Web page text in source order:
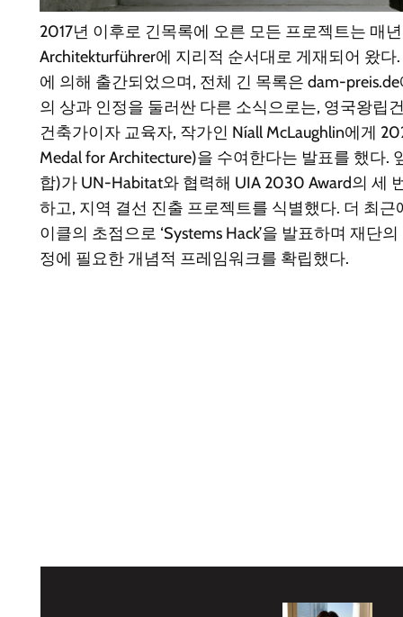
2017년 이후로 긴목록에 오른 모든 프로젝트는 매
Architekturführer에 지리적 순서대로 게재되어 왔다
에 의해 출간되었으며, 전체 긴 목록은 dam-
의 상과 인정을 둘러싼 다른 소식으로는, 영국왕립
건축가이자 교육자, 작가인 Níall McLaughlin에게
Medal for Architecture)을 수여한다는 발표를 했다.
합)가 UN-Habitat와 협력해 UIA 2030 Award의 세
하고, 지역 결선 진출 프로젝트를 식별했다. 더 최근
이클의 초점으로 ‘Systems Hack’을 발표하며 재단
정에 필요한 개념적 프레임워크를 확립했다.